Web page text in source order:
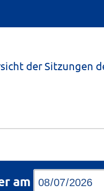
der Sitzungen
am